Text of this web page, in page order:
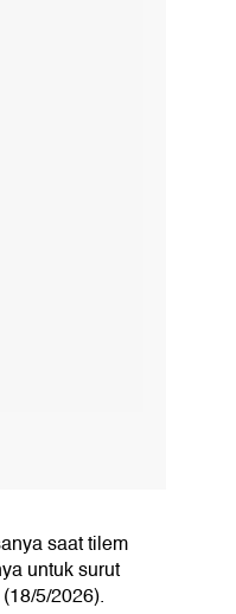
saat tilem
untuk surut
5/2026).